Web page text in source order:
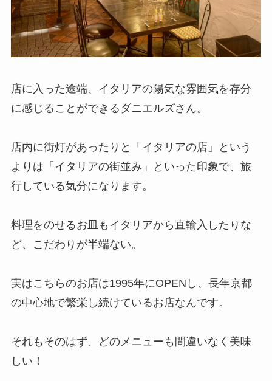
店に入った途端、イタリアの陽気な雰囲気を存分
に感じることができるダニエルズさん。
店内に街灯があったりと「イタリアの店」という
よりは「イタリアの街並み」といった印象で、旅
行している気分になります。
料理をのせるお皿もイタリアから直輸入したりな
ど、こだわりが半端ない。
実はこちらのお店は1995年にOPENし、長年京都
の中心地で繁栄し続けているお店なんです。
それもそのはず、どのメニューも間違いなく美味
しい！